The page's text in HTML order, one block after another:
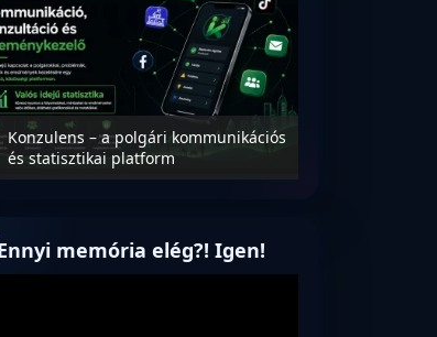
Konzulens – a polgári kommunikációs
és statisztikai platform
memória elég?! Igen!